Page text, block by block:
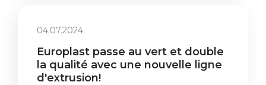
04.07.2024
Europlast passe au vert et double
la qualité avec une nouvelle ligne
d'extrusion!